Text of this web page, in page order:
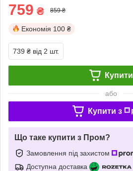
759 ₴ 859 ₴
Економія 100 ₴
739 ₴ від 2 шт.
Купити
або
Купити з
Що таке купити з Пром?
Замовлення під захистом
Доступна доставка